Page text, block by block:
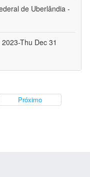
de Uberlândia -
Thu Dec 31
Próximo